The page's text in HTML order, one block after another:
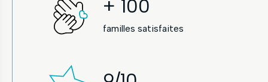
+ 100
familles satisfaites